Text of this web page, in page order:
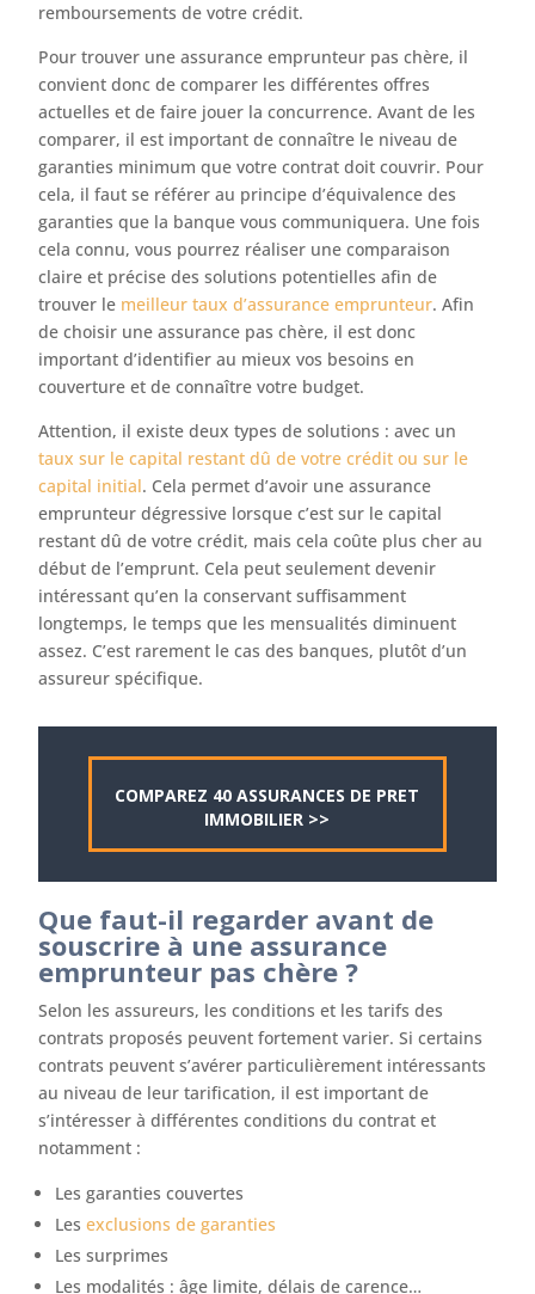
remboursements de votre crédit.
Pour trouver une assurance emprunteur pas chère, il
convient donc de comparer les différentes offres
actuelles et de faire jouer la concurrence. Avant de les
comparer, il est important de connaître le niveau de
garanties minimum que votre contrat doit couvrir. Pour
cela, il faut se référer au principe d’équivalence des
garanties que la banque vous communiquera. Une fois
cela connu, vous pourrez réaliser une comparaison
claire et précise des solutions potentielles afin de
trouver le meilleur taux d’assurance emprunteur. Afin
de choisir une assurance pas chère, il est donc
important d’identifier au mieux vos besoins en
couverture et de connaître votre budget.
Attention, il existe deux types de solutions : avec un
taux sur le capital restant dû de votre crédit ou sur le
capital initial. Cela permet d’avoir une assurance
emprunteur dégressive lorsque c’est sur le capital
restant dû de votre crédit, mais cela coûte plus cher au
début de l’emprunt. Cela peut seulement devenir
intéressant qu’en la conservant suffisamment
longtemps, le temps que les mensualités diminuent
assez. C’est rarement le cas des banques, plutôt d’un
assureur spécifique.
COMPAREZ 40 ASSURANCES DE PRET
IMMOBILIER >>
Que faut-il regarder avant de
souscrire à une assurance
emprunteur pas chère ?
Selon les assureurs, les conditions et les tarifs des
contrats proposés peuvent fortement varier. Si certains
contrats peuvent s’avérer particulièrement intéressants
au niveau de leur tarification, il est important de
s’intéresser à différentes conditions du contrat et
notamment :
Les garanties couvertes
Lesexclusions de garanties
Les surprimes
Les modalités : âge limite, délais de carence…